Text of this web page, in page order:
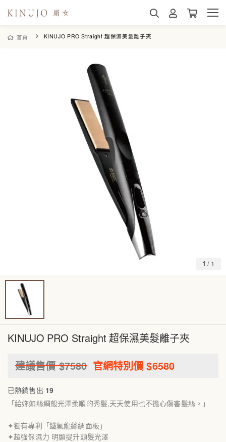
首頁 KINUJO PRO Straight 超保濕美髮離子夾
1 / 1
KINUJO PRO Straight 超保濕美髮離子夾
建議售價 $7580 官網特別價 $6580
已熱銷售出 19
「給妳如絲綢般光澤柔順的秀髮,天天使用也不擔心傷害髮絲。」
✦獨有專利「鐵氟龍絲綢面板」
✦超強保濕力 明顯提升頭髮光澤